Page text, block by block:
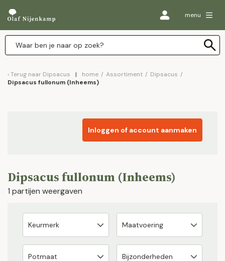
menu
Terug naar Dipsacus home / Assortiment / Dipsacus /
Dipsacus fullonum (Inheems)
Inloggen of account aanmaken
Dipsacus fullonum (Inheems)
1 partijen weergaven